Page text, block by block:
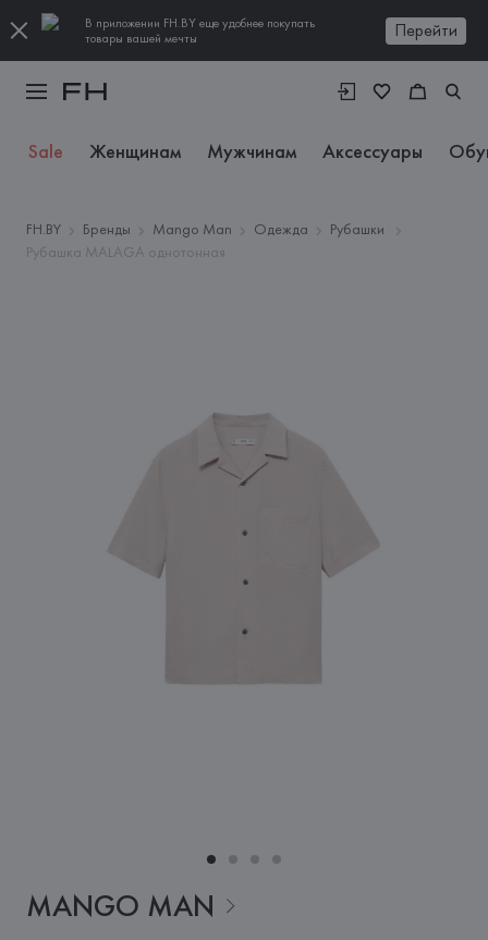
В приложении FH.BY еще удобнее покупать
товары вашей мечты
Перейти
Sale Женщинам Мужчинам Аксессуары
FH.BY Бренды Mango Man Одежда
Рубашки
Рубашка MALAGA однотонная
MANGO MAN